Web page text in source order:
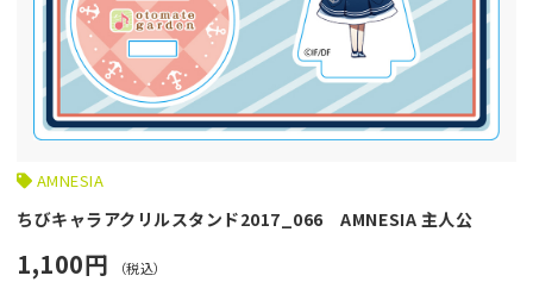
AMNESIA
ちびキャラアクリルスタンド2017_066 AMNESIA 主人公
1,100円 （税込）